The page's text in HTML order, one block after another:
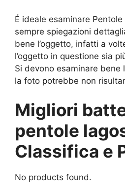
É ideale esaminare
sempre spiegazioni
bene l’oggetto, infatti a
l’oggetto in questione sia
Si devono esaminare bene
la foto potrebbe non
Migliori
pentole
Classifica e
No products found.